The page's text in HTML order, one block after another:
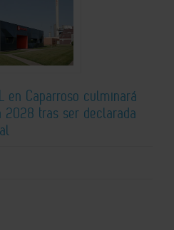
en Caparroso culminará
2028 tras ser declarada